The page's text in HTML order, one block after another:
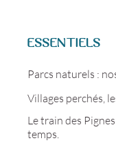
ESSENTIELS
Parcs naturels :
Villages perchés,
Le train des
temps.